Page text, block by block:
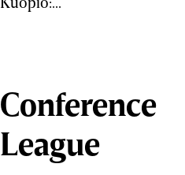
Conference
League